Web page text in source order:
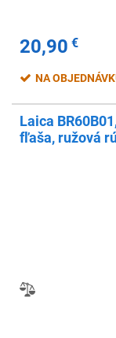
20,90 €
NA
Laica
fľaša, ružová